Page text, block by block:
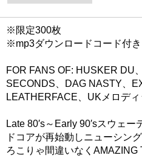
※限定300枚
※mp3ダウンロードコード付き
FOR FANS OF: HUSKER DU
SECONDS、DAG NASTY、
LEATHERFACE、UKメロデ
Late 80′s～Early 90′sスウェ
ドコアが再始動しニューシン
ろこりゃ間違いなく